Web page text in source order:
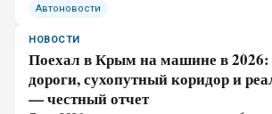
обычным полиэтиленовым пакетом на
Автоновости
НОВОСТИ
Поехал в Крым на машине в
дороги, сухопутный коридор и
— честный отчет